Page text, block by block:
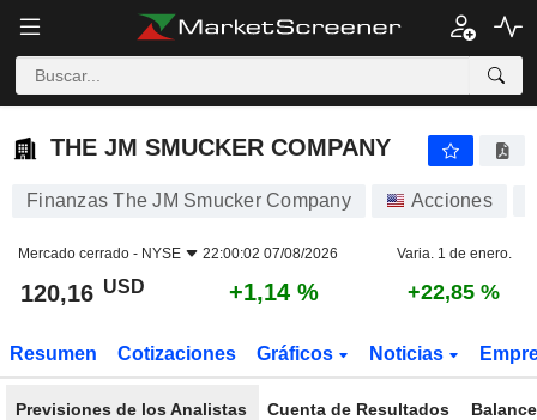
THE JM SMUCKER COMPANY
Finanzas The JM Smucker Company Acciones
Mercado cerrado - NYSE 22:00:02 07/08/2026 Varia. 1 de enero.
120,16 USD +1,14 % +22,85 %
Resumen Cotizaciones Gráficos Noticias
Previsiones de los Analistas Cuenta de Resultados Balance